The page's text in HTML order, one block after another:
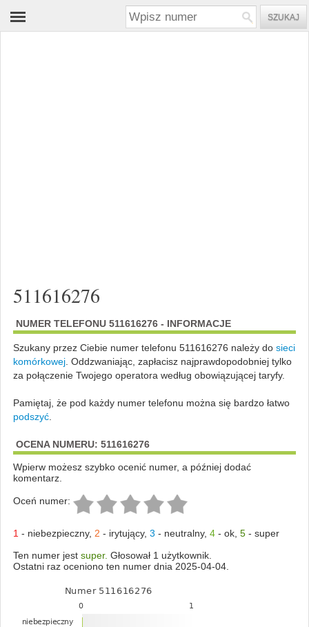
511616276
NUMER TELEFONU 511616276 - INFORMACJE
Szukany przez Ciebie numer telefonu 511616276 należy do sieci
komórkowej. Oddzwaniając, zapłacisz najprawdopodobniej tylko
za połączenie Twojego operatora według obowiązującej taryfy.
Pamiętaj, że pod każdy numer telefonu można się bardzo łatwo
podszyć.
OCENA NUMERU: 511616276
Wpierw możesz szybko ocenić numer, a później dodać
komentarz.
Oceń numer:
1 - niebezpieczny, 2 - irytujący, 3 - neutralny, 4- ok, 5- super
Ten numer jest super. Głosował 1 użytkownik.
Ostatni raz oceniono ten numer dnia 2025-04-04.